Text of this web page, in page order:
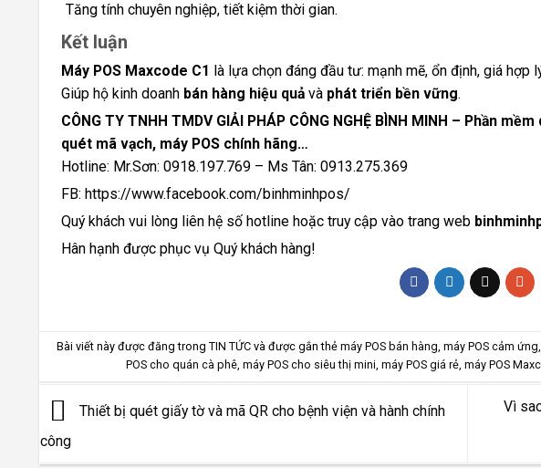
Tăng tính chuyên nghiệp, tiết kiệm thời gian.
Kết luận
Máy POS Maxcode C1 là lựa chọn đáng đầu tư: mạnh mẽ, ổn định, giá hợp
Giúp hộ kinh doanh bán hàng hiệu quảvà phát triển bền vững.
CÔNG TY TNHH TMDV GIẢI PHÁP CÔNG NGHỆ BÌNH MINH – Phần
quét mã vạch, máy POS chính hãng…
Hotline: Mr.Sơn: 0918.197.769 – Ms Tân: 0913.275.369
FB: https://www.facebook.com/binhminhpos/
Quý khách vui lòng liên hệ số hotline hoặc truy cập vào trang web
Hân hạnh được phục vụ Quý khách hàng!
Bài viết này được đăng trong TIN TỨC và được gắn thẻ máy POS bán hàng máy POS cảm ứng
POS cho quán cà phê, máy POS cho siêu thị mini, máy POS giá rẻ, máy POS
Thiết bị quét giấy tờ và mã QR cho bệnh viện và hành chính
công
Vì